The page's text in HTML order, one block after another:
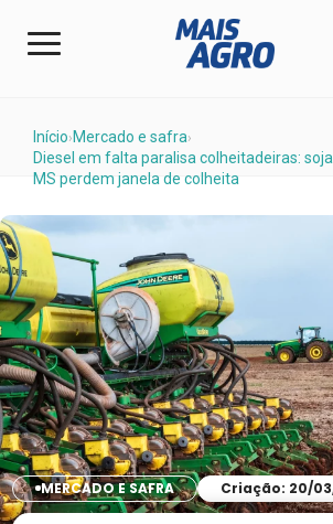
Início› Mercado e safra›
Diesel em falta paralisa colheitadeiras:
MS perdem janela de colheita
MERCADO E SAFRA Criação: 20/